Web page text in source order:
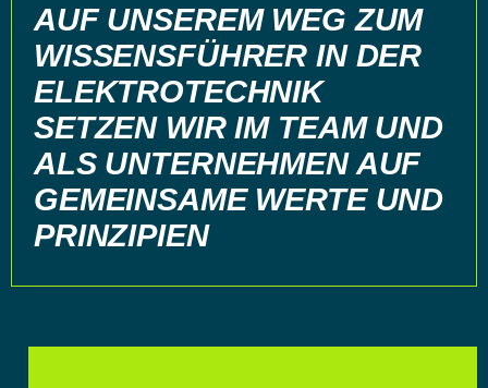
FRANK BAUTSCHA
Vertrieb, Power Houses
AUF UNSEREM WEG ZUM
WISSENSFÜHRER IN DER
ELEKTROTECHNIK
SETZEN WIR IM TEAM UND
ALS UNTERNEHMEN AUF
GEMEINSAME WERTE UND
PRINZIPIEN